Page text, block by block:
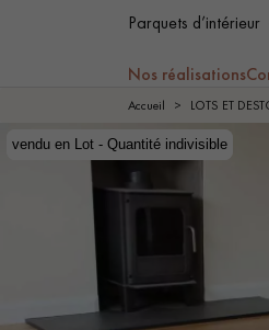
Parquets d’intérieur
Nos réalisations
PARQUET MASSIF
Accueil LOTS ET
vendu en Lot - Quantité indivisible
vendu en Lot - Quantité indivisible
Rupture de stock